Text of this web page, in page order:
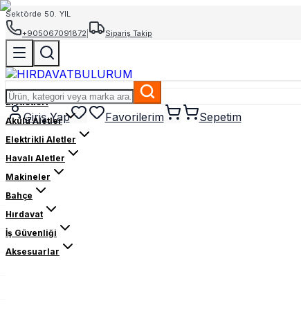
Sektörde 50. YIL
+905067091872
Sipariş Takip
Giriş Yap Favorilerim Sepetim
El Aletleri
Akülü Aletler
Elektrikli Aletler
Havalı Aletler
Makineler
Bahçe
Hırdavat
İş Güvenliği
Aksesuarlar